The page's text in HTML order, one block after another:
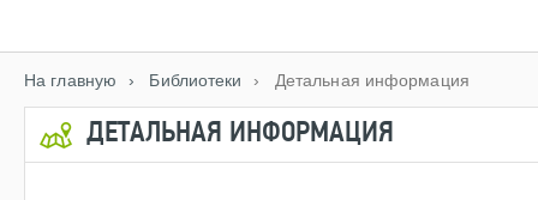
На главную › Библиотеки › Детальная информация
ДЕТАЛЬНАЯ ИНФОРМАЦИЯ